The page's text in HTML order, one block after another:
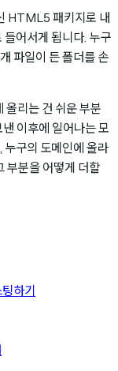
HTML5 패키지로 내
들어서게 됩니다. 누구
파일이 든 폴더를 손
올리는 건 쉬운 부분
이후에 일어나는 모
누구의 도메인에 올라
부분을 어떻게 더할
하기